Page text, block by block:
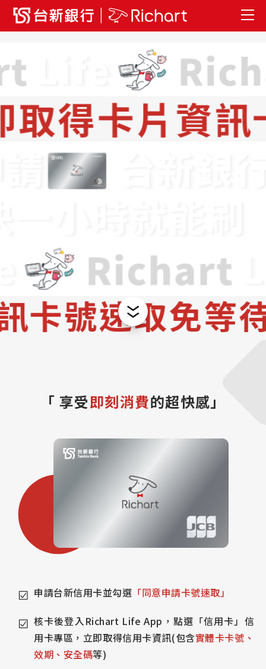
「 享受即刻消費的超快感」
申請台新信用卡並勾選 「同意申請卡號速取」
核卡後登入Richart Life App，點選「信用卡」信
用卡專區，立即取得信用卡資訊(包含實體卡卡號、
效期、安全碼等)